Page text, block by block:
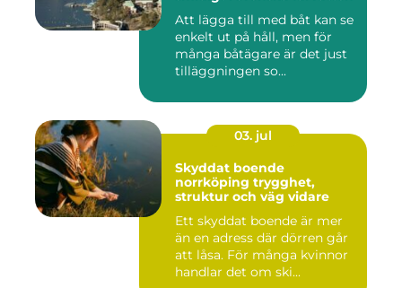
Att lägga till med båt kan se
enkelt ut på håll, men för
många båtägare är det just
tilläggningen so...
03. jul
Skyddat boende
norrköping trygghet,
struktur och väg vidare
Ett skyddat boende är mer
än en adress där dörren går
att låsa. För många kvinnor
handlar det om ski...